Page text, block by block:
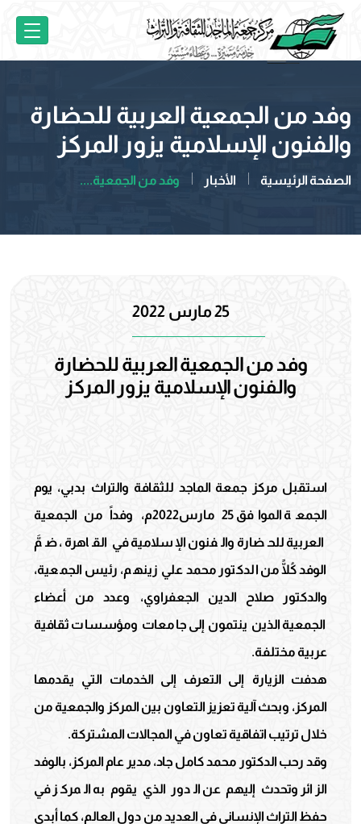
وفد من الجمعية العربية للحضارة
والفنون الإسلامية يزور المركز
الصفحة الرئيسية الأخبار وفد من الجمعية....
25 مارس 2022
وفد من الجمعية العربية للحضارة
والفنون الإسلامية يزور المركز
استقبل مركز جمعة الماجد للثقافة والتراث بدبي، يوم
الجمعة الموافق 25 مارس2022م، وفداً من الجمعية
العربية للحضارة والفنون الإسلامية في القاهرة ، ضمَّ
الوفد كُلًّا من الدكتور محمد علي زينهم، رئيس الجمعية،
والدكتور صلاح الدين الجعفراوي، وعدد من أعضاء
الجمعية الذين ينتمون إلى جامعات ومؤسسات ثقافية
عربية مختلفة.
هدفت الزيارة إلى التعرف إلى الخدمات التي يقدمها
المركز، وبحث آلية تعزيز التعاون بين المركز والجمعية من
خلال ترتيب اتفاقية تعاون في المجالات المشتركة.
وقد رحب الدكتور محمد كامل جاد، مدير عام المركز، بالوفد
الزائر وتحدث إليهم عن الدور الذي يقوم به المركز في
حفظ التراث الإنساني في العديد من دول العالم، كما أبدى